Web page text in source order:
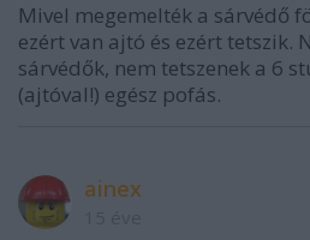
Mivel megemelték a sárvédő
ezért van ajtó és ezért tetszik.
sárvédők, nem tetszenek a 6
(ajtóval!) egész pofás.
ainex